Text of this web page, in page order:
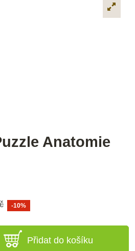
Anatomie
-10%
Přidat do košíku